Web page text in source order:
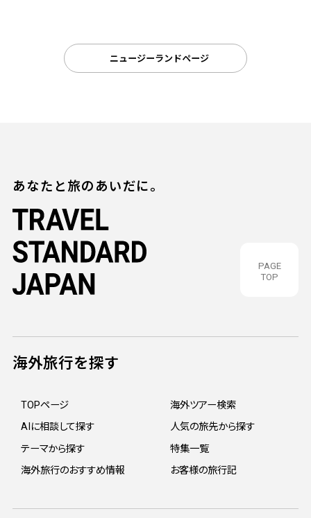
ニュージーランドページ
PAGE
TOP
あなたと旅のあいだに。
海外旅行を探す
TOPページ
海外ツアー検索
AIに相談して探す
人気の旅先から探す
テーマから探す
特集一覧
海外旅行のおすすめ情報
お客様の旅行記